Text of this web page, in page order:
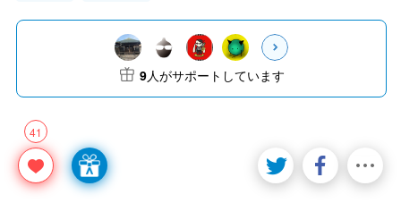
41
9人がサポートしています